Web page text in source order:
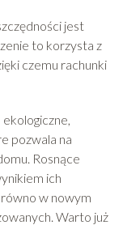
jest
to korzysta z
czemu rachunki
pozwala na
Rosnące
ich
w nowym
Warto już